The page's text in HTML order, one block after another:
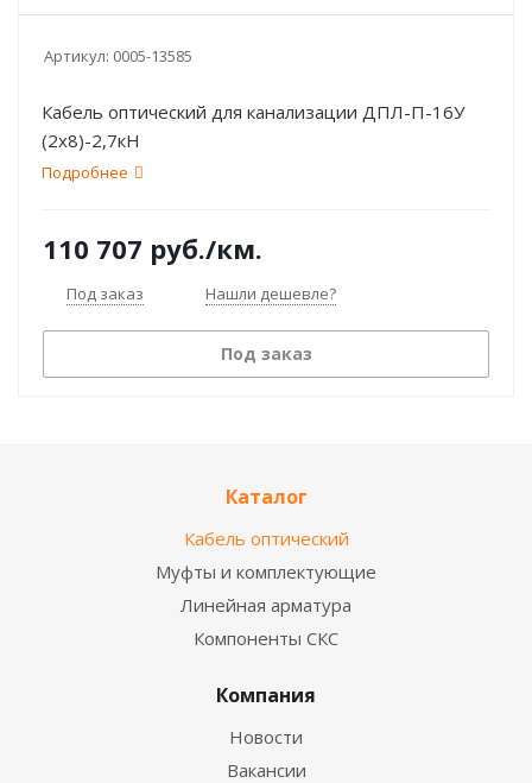
Артикул: 0005-13585
Кабель оптический для канализации ДПЛ-П-16У
(2х8)-2,7кН
Подробнее
110 707 руб./км.
Под заказ Нашли дешевле?
Под заказ
Каталог
Кабель оптический
Муфты и комплектующие
Линейная арматура
Компоненты СКС
Компания
Новости
Вакансии